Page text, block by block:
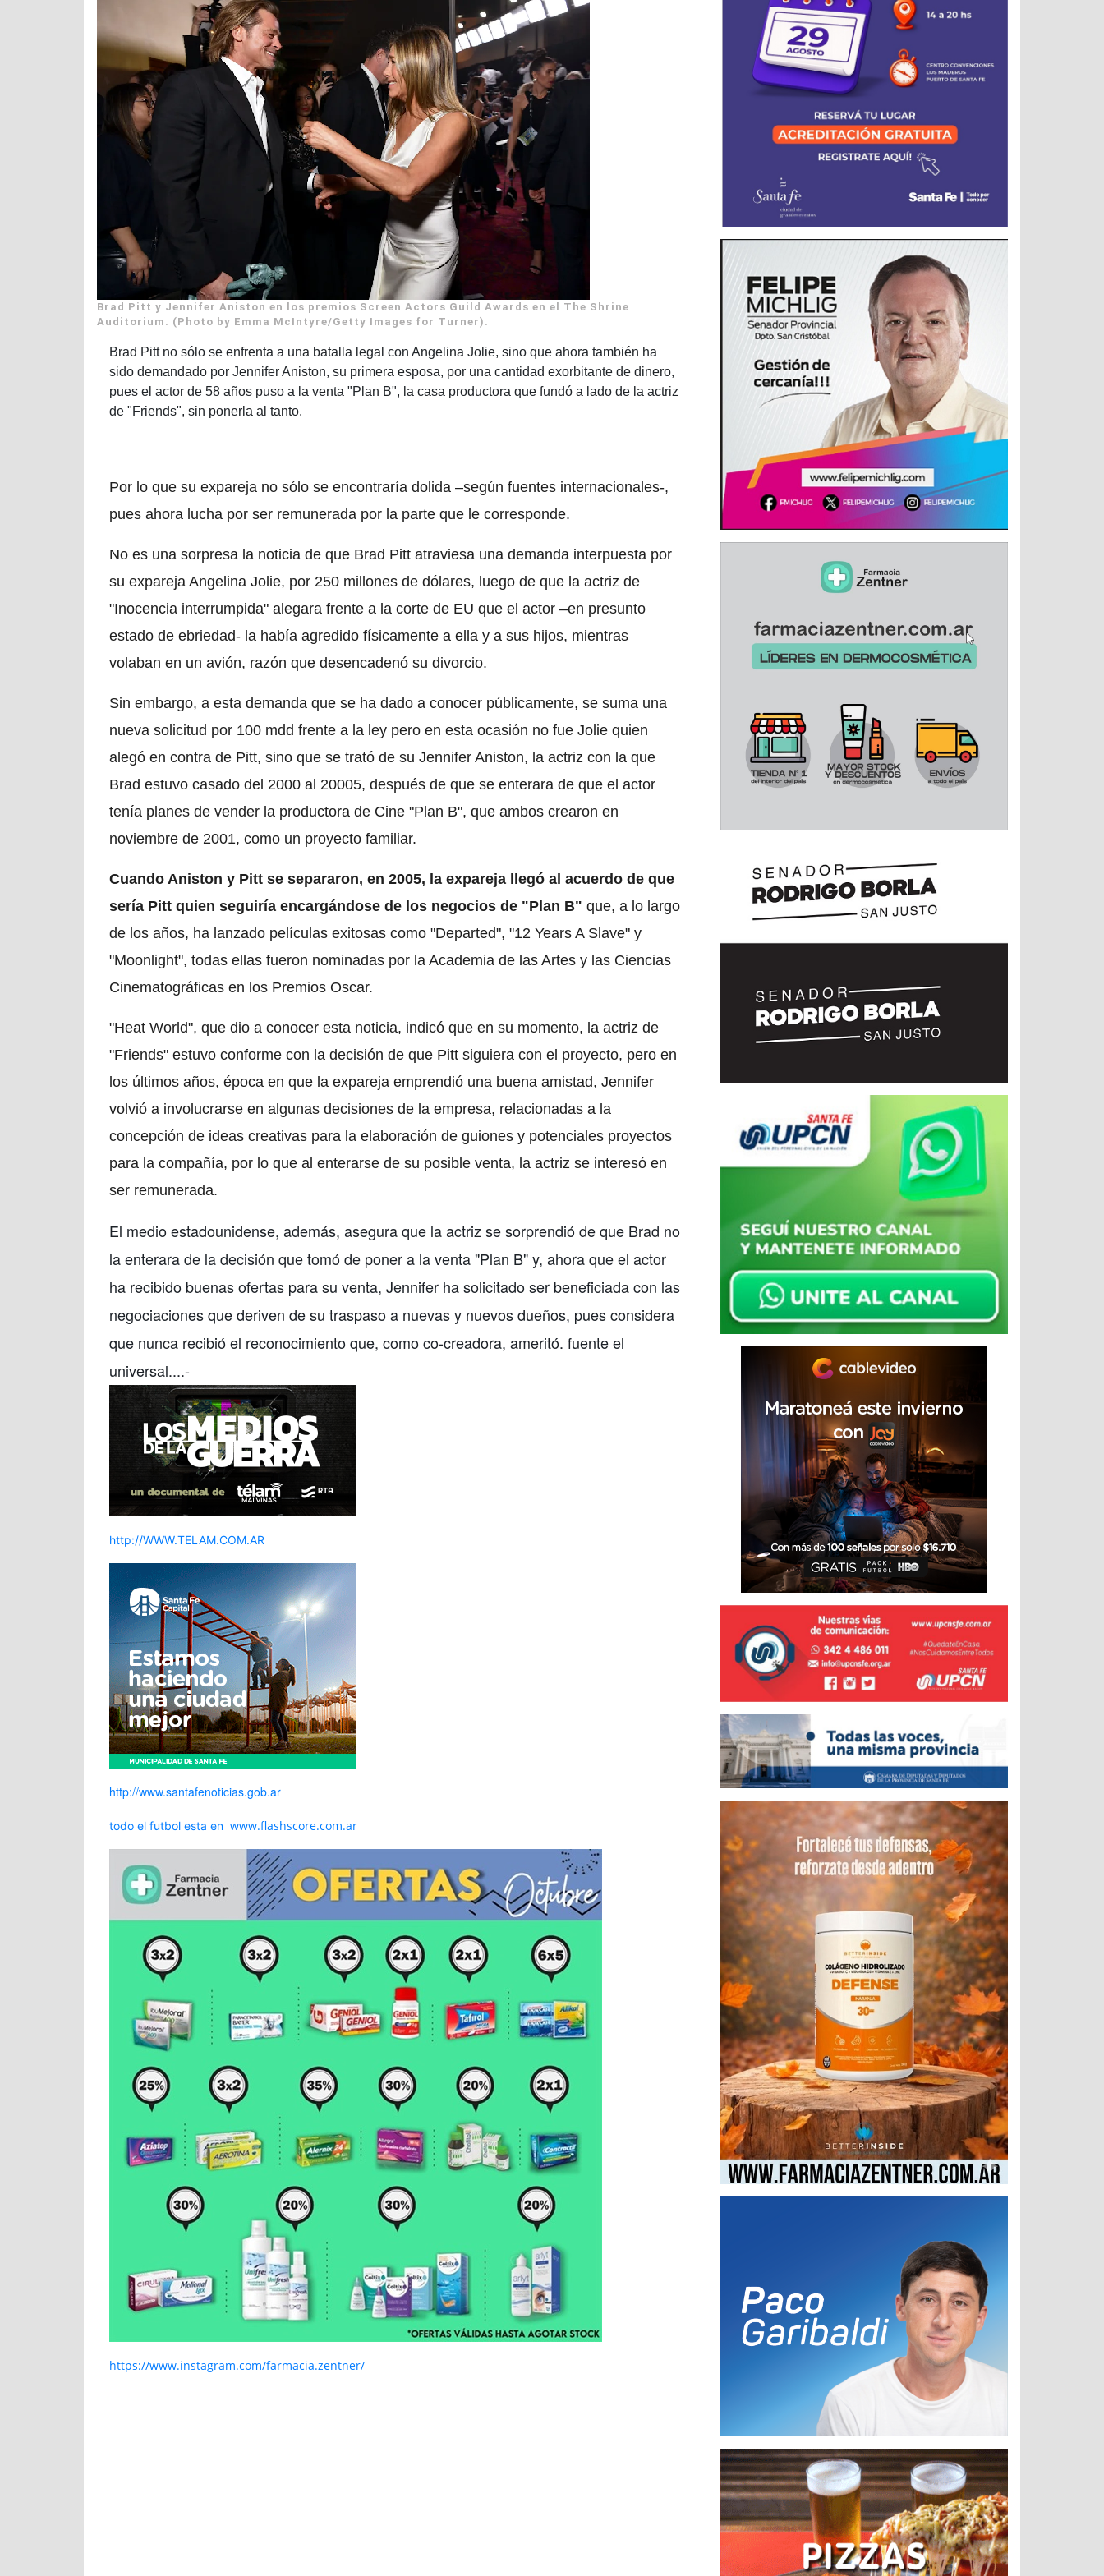
Brad Pitt y Jennifer Aniston en los premios Screen Actors Guild Awards en el The Shrine
Auditorium. (Photo by Emma McIntyre/Getty Images for Turner).
Brad Pitt no sólo se enfrenta a una batalla legal con Angelina Jolie, sino que ahora también ha
sido demandado por Jennifer Aniston, su primera esposa, por una cantidad exorbitante de dinero,
pues el actor de 58 años puso a la venta "Plan B", la casa productora que fundó a lado de la actriz
de "Friends", sin ponerla al tanto.
Por lo que su expareja no sólo se encontraría dolida –según fuentes internacionales-,
pues ahora lucha por ser remunerada por la parte que le corresponde.
No es una sorpresa la noticia de que Brad Pitt atraviesa una demanda interpuesta por
su expareja Angelina Jolie, por 250 millones de dólares, luego de que la actriz de
"Inocencia interrumpida" alegara frente a la corte de EU que el actor –en presunto
estado de ebriedad- la había agredido físicamente a ella y a sus hijos, mientras
volaban en un avión, razón que desencadenó su divorcio.
Sin embargo, a esta demanda que se ha dado a conocer públicamente, se suma una
nueva solicitud por 100 mdd frente a la ley pero en esta ocasión no fue Jolie quien
alegó en contra de Pitt, sino que se trató de su Jennifer Aniston, la actriz con la que
Brad estuvo casado del 2000 al 20005, después de que se enterara de que el actor
tenía planes de vender la productora de Cine "Plan B", que ambos crearon en
noviembre de 2001, como un proyecto familiar.
Cuando Aniston y Pitt se separaron, en 2005, la expareja llegó al acuerdo de que
sería Pitt quien seguiría encargándose de los negocios de "Plan B" que, a lo largo
de los años, ha lanzado películas exitosas como "Departed", "12 Years A Slave" y
"Moonlight", todas ellas fueron nominadas por la Academia de las Artes y las Ciencias
Cinematográficas en los Premios Oscar.
"Heat World", que dio a conocer esta noticia, indicó que en su momento, la actriz de
"Friends" estuvo conforme con la decisión de que Pitt siguiera con el proyecto, pero en
los últimos años, época en que la expareja emprendió una buena amistad, Jennifer
volvió a involucrarse en algunas decisiones de la empresa, relacionadas a la
concepción de ideas creativas para la elaboración de guiones y potenciales proyectos
para la compañía, por lo que al enterarse de su posible venta, la actriz se interesó en
ser remunerada.
El medio estadounidense, además, asegura que la actriz se sorprendió de que Brad no
la enterara de la decisión que tomó de poner a la venta "Plan B" y, ahora que el actor
ha recibido buenas ofertas para su venta, Jennifer ha solicitado ser beneficiada con las
negociaciones que deriven de su traspaso a nuevas y nuevos dueños, pues considera
que nunca recibió el reconocimiento que, como co-creadora, ameritó. fuente el
universal....-
http://WWW.TELAM.COM.AR
http://www.santafenoticias.gob.ar
todo el futbol esta en www.flashscore.com.ar
https://www.instagram.com/farmacia.zentner/